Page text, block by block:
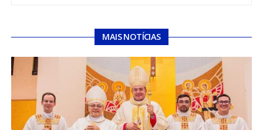
MAIS NOTÍCIAS